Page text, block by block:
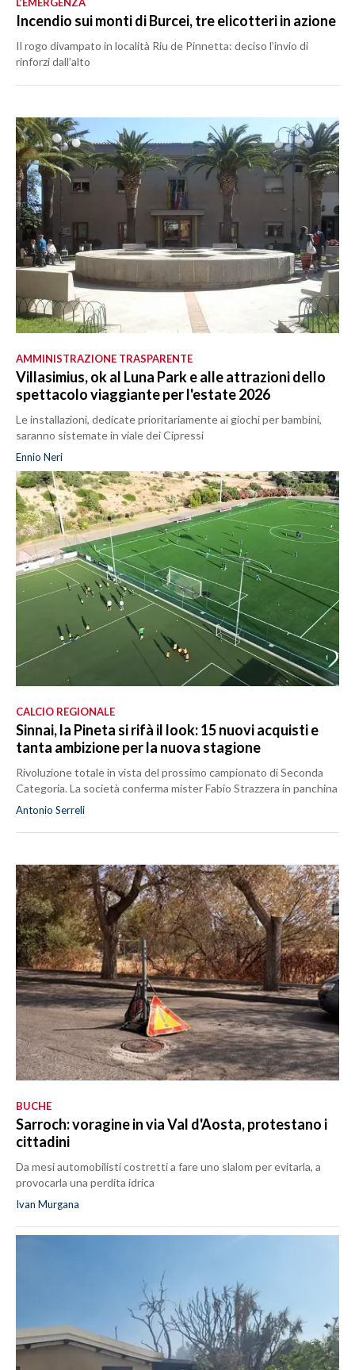
L’EMERGENZA
Incendio sui monti di Burcei, tre elicotteri in azione
Il rogo divampato in località Riu de Pinnetta: deciso l’invio di
rinforzi dall’alto
AMMINISTRAZIONE TRASPARENTE
Villasimius, ok al Luna Park e alle attrazioni dello
spettacolo viaggiante per l'estate 2026
Le installazioni, dedicate prioritariamente ai giochi per bambini,
saranno sistemate in viale dei Cipressi
Ennio Neri
CALCIO REGIONALE
Sinnai, la Pineta si rifà il look: 15 nuovi acquisti e
tanta ambizione per la nuova stagione
Rivoluzione totale in vista del prossimo campionato di Seconda
Categoria. La società conferma mister Fabio Strazzera in panchina
Antonio Serreli
BUCHE
Sarroch: voragine in via Val d'Aosta, protestano i
cittadini
Da mesi automobilisti costretti a fare uno slalom per evitarla, a
provocarla una perdita idrica
Ivan Murgana